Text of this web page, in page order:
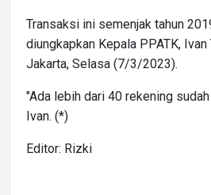
Transaksi ini semenjak tahun
diungkapkan Kepala PPATK, Ivan
Jakarta, Selasa (7/3/2023).
"Ada lebih dari 40 rekening
Ivan. (*)
Editor: Rizki